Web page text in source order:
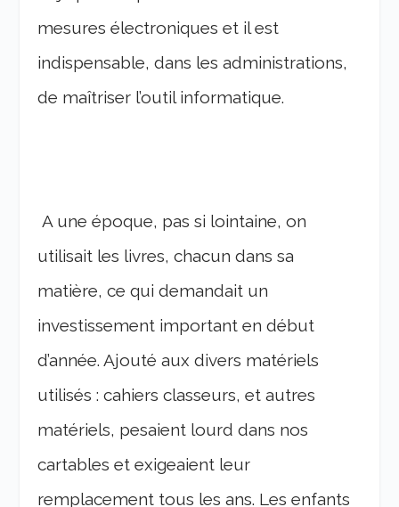
mesures électroniques et il est
indispensable, dans les administrations,
de maîtriser l’outil informatique.
A une époque, pas si lointaine, on
utilisait les livres, chacun dans sa
matière, ce qui demandait un
investissement important en début
d’année. Ajouté aux divers matériels
utilisés : cahiers classeurs, et autres
matériels, pesaient lourd dans nos
cartables et exigeaient leur
remplacement tous les ans. Les enfants